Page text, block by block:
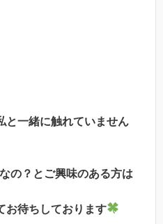
と一緒に触れていません
の？とご興味のある方は
お待ちしております